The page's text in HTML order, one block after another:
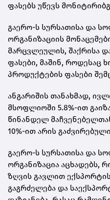
ფასებს უწევს
გაერო-ს სურსათისა და
ორგანიზაციის
მარცვლეულის, შაქრისა
ფასები, მაშინ, როდესაც
პროდუქტების ფასები
ანგარიშის თანახმად,
მსოფლიოში 5.8%-ით
წინანდელ
10%-ით არის
გაერო-ს სურსათისა და
ორგანიზაცია აცხადებს,
ზღვის გავლით
გაგრძელება და